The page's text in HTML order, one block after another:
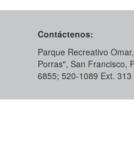
Contáctenos:
Parque Recreativo
Porras", San Francisco,
6855; 520-1089​ Ext. 313